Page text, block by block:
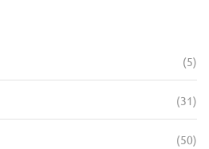
(5)
(31)
(50)